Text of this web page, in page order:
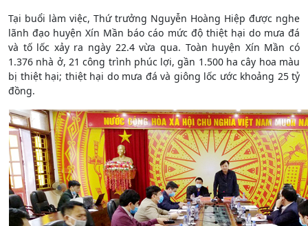
Tại buổi làm việc, Thứ trưởng Nguyễn Hoàng Hiệp được nghe
lãnh đạo huyện Xín Mần báo cáo mức độ thiệt hại do mưa đá
và tố lốc xảy ra ngày 22.4 vừa qua. Toàn huyện Xín Mần có
1.376 nhà ở, 21 công trình phúc lợi, gần 1.500 ha cây hoa màu
bị thiệt hại; thiệt hại do mưa đá và giông lốc ước khoảng 25 tỷ
đồng.